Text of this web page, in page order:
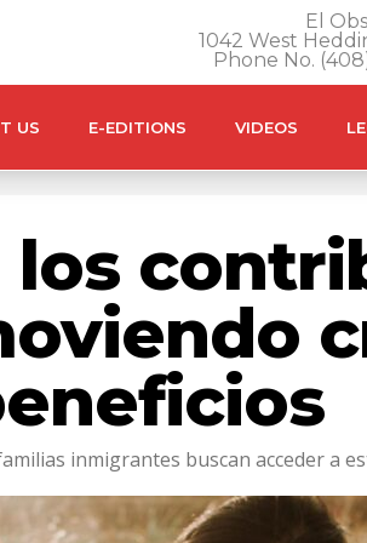
El
1042 West
Phone No.
US E-EDITIONS VIDEOS
los
inmigrantes buscan acceder a